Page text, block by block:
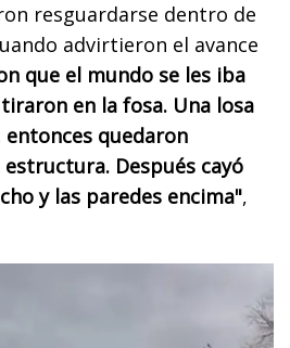
resguardarse dentro de
advirtieron el avance
que el mundo se les iba
en la fosa. Una losa
quedaron
Después cayó
y las paredes encima",